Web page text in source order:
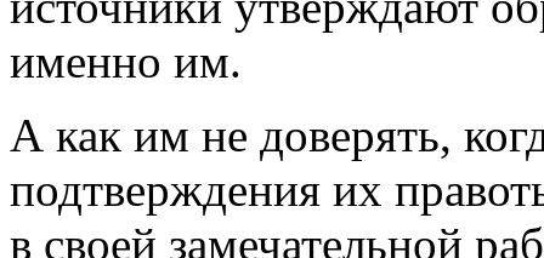
именно им.
А как им не доверять,
подтверждения их
в своей замечательной